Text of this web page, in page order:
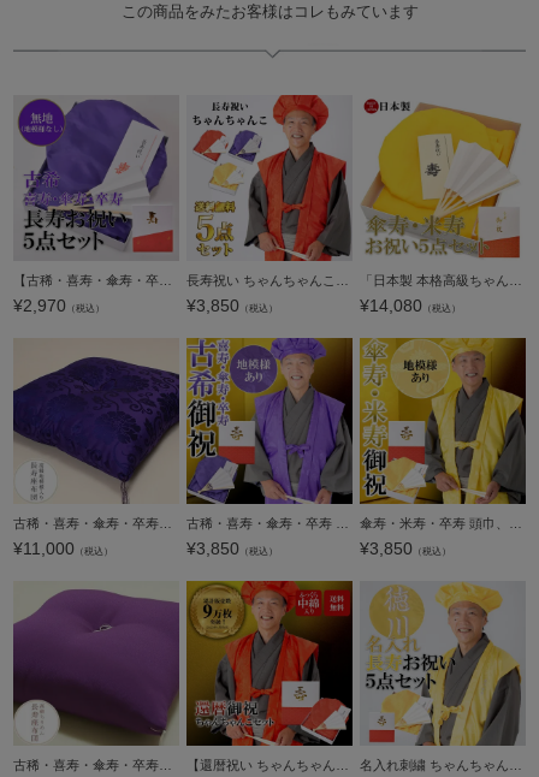
この商品をみたお客様はコレもみています
¥2,970 （税込） ¥3,850 （税込） ¥14,080 （税込）
¥11,000 （税込） ¥3,850 （税込） ¥3,850 （税込）